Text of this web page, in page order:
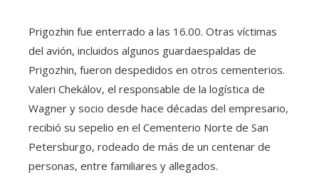
Prigozhin fue enterrado a las 16.00. Otras víctimas
del avión, incluidos algunos guardaespaldas de
Prigozhin, fueron despedidos en otros cementerios.
Valeri Chekálov, el responsable de la logística de
Wagner y socio desde hace décadas del empresario,
recibió su sepelio en el Cementerio Norte de San
Petersburgo, rodeado de más de un centenar de
personas, entre familiares y allegados.